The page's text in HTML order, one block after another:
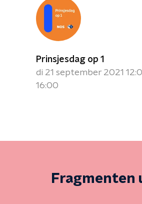
Prinsjesdag op 1
di 21 september 2021
16:00
Fragmenten